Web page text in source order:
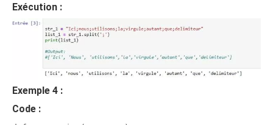
Exécution :
Exemple 4 :
Code :